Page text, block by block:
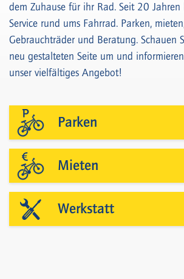
dem Zuhause für ihr Rad. Seit 20
Service rund ums Fahrrad. Parken,
Gebrauchträder und Beratung. Schauen
neu gestalteten Seite um und
unser vielfältiges Angebot!
Parken
Mieten
Werkstatt